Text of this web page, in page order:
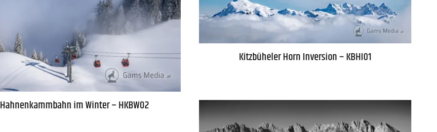
Hahnenkammbahn im Winter – HKBW02
Kitzbüheler Horn Inversion – KBHI01